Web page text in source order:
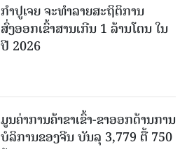
ກຳປູເຈຍ ຈະທຳລາຍສະຖິຕິການ
ສົ່ງອອກເຂົ້າສານເກີນ 1 ລ້ານໂຕນ ໃນ
ປີ 2026
ມູນຄ່າການຄ້າຂາເຂົ້າ-ຂາອອກດ້ານການ
ບໍລິການຂອງຈີນ ບັນລຸ 3,779 ຕື້ 750